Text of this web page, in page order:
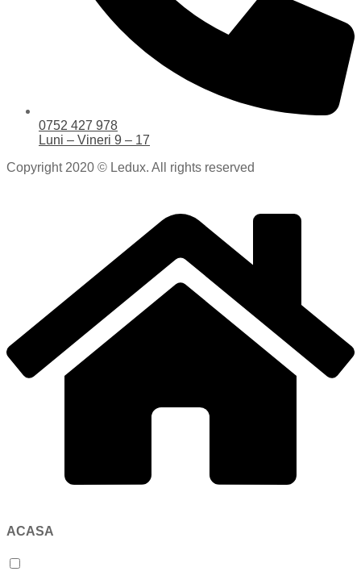
0752 427 978
Luni – Vineri 9 – 17
Copyright 2020 © Ledux. All rights reserved
ACASA